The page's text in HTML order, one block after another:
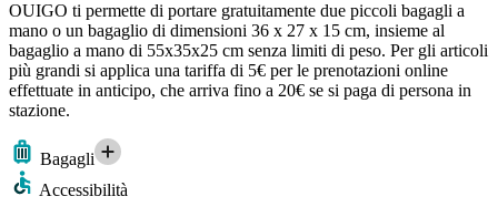
OUIGO ti permette di portare gratuitamente due piccoli bagagli a
mano o un bagaglio di dimensioni 36 x 27 x 15 cm, insieme al
bagaglio a mano di 55x35x25 cm senza limiti di peso. Per gli articoli
più grandi si applica una tariffa di 5€ per le prenotazioni online
effettuate in anticipo, che arriva fino a 20€ se si paga di persona in
stazione.
Bagagli
Accessibilità